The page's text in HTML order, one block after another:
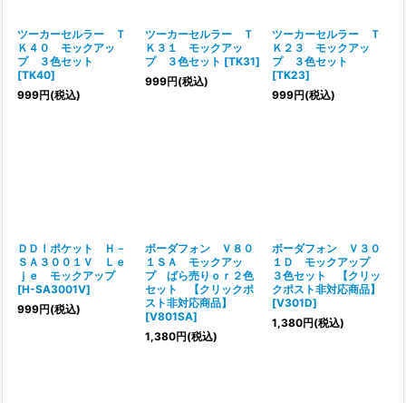
ツーカーセルラー Ｔ
Ｋ４０ モックアッ
プ ３色セット
[TK40]
999円(税込)
ツーカーセルラー Ｔ
Ｋ３１ モックアッ
プ ３色セット [TK31]
999円(税込)
ツーカーセルラー Ｔ
Ｋ２３ モックアッ
プ ３色セット
[TK23]
999円(税込)
ＤＤＩポケット Ｈ－
ＳＡ３００１Ｖ Ｌｅ
ｊｅ モックアップ
[H-SA3001V]
999円(税込)
ボーダフォン Ｖ８０
１ＳＡ モックアッ
プ ばら売りｏｒ２色
セット 【クリックポ
スト非対応商品】
[V801SA]
1,380円(税込)
ボーダフォン Ｖ３０
１Ｄ モックアップ
３色セット 【クリッ
クポスト非対応商品】
[V301D]
1,380円(税込)